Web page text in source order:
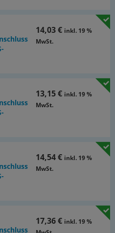
14,03 € inkl. 19 %
MwSt.
13,15 € inkl. 19 %
MwSt.
14,54 € inkl. 19 %
MwSt.
17,36 € inkl. 19 %